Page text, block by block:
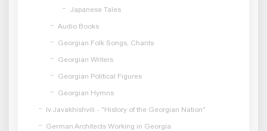
Japanese Tales
Audio Books
Georgian Folk Songs, Chants
Georgian Writers
Georgian Political Figures
Georgian Hymns
Iv.Javakhishvili - "History of the Georgian Nation"
German Architects Working in Georgia